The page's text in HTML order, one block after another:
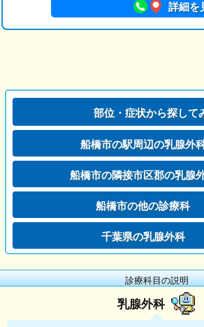
詳細を
部位・症状から探して
船橋市の駅周辺の乳腺外
船橋市の隣接市区郡の乳腺
船橋市の他の診療科
千葉県の乳腺外科
診療科目の説明
乳腺外科